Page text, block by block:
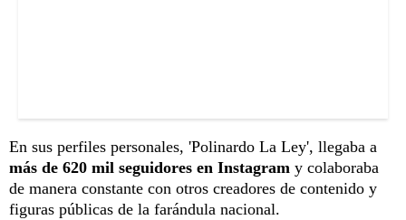
En sus perfiles personales, 'Polinardo La Ley', llegaba a
más de 620 mil seguidores en Instagram y colaboraba
de manera constante con otros creadores de contenido y
figuras públicas de la farándula nacional.